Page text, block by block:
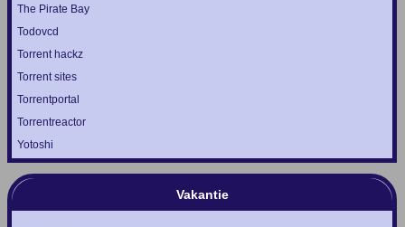
The Pirate Bay
Todovcd
Torrent hackz
Torrent sites
Torrentportal
Torrentreactor
Yotoshi
Vakantie